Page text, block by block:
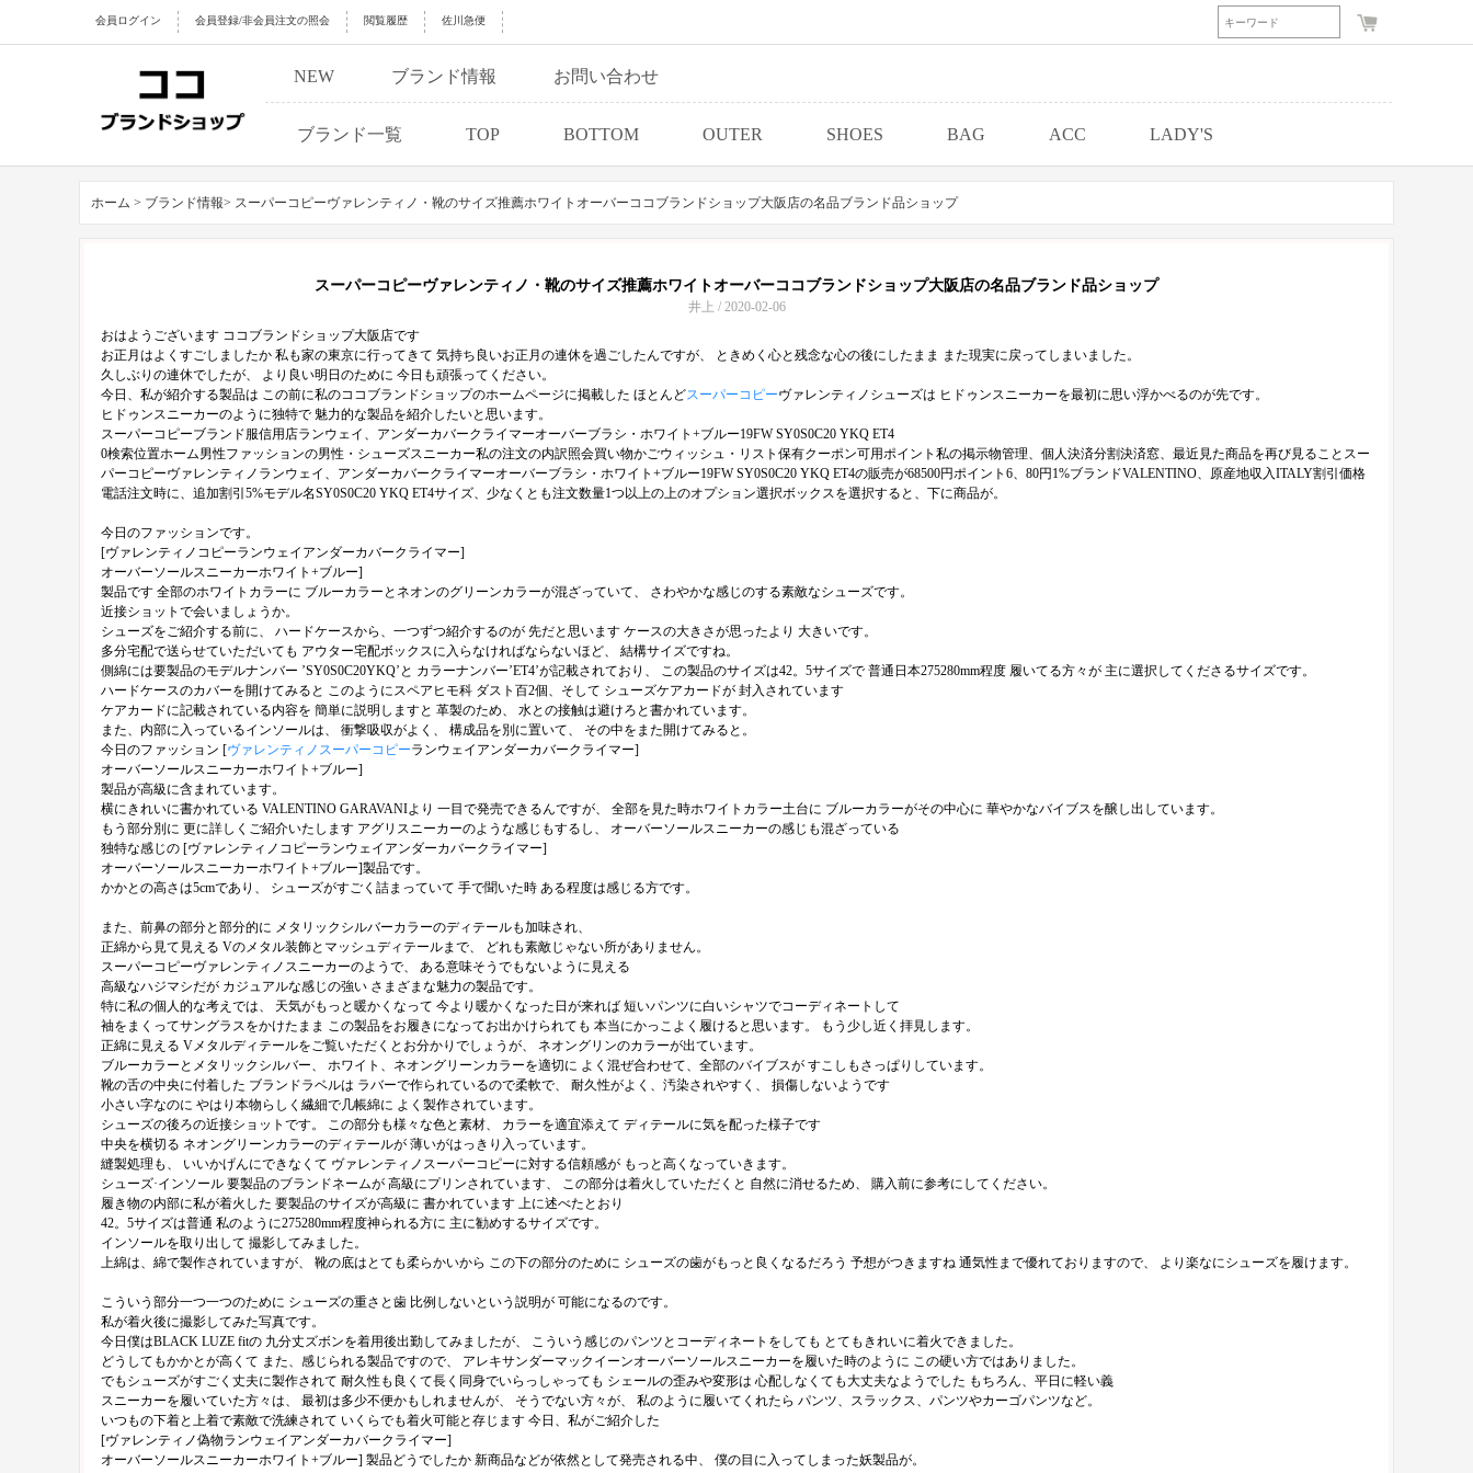
会員ログイン 会員登録/非会員注文の照会 閲覧履歴 佐川急便
NEW ブランド情報 お問い合わせ
ブランド一覧 TOP BOTTOM OUTER SHOES BAG ACC LADY'S
ホーム > ブランド情報> スーパーコピーヴァレンティノ・靴のサイズ推薦ホワイトオーバーココブランドショップ大阪店の名品ブランド品ショップ
スーパーコピーヴァレンティノ・靴のサイズ推薦ホワイトオーバーココブランドショップ大阪店の名品ブランド品ショップ
井上 / 2020-02-06
おはようございます ココブランドショップ大阪店です
お正月はよくすごしましたか 私も家の東京に行ってきて 気持ち良いお正月の連休を過ごしたんですが、 ときめく心と残念な心の後にしたまま また現実に戻ってしまいました。
久しぶりの連休でしたが、 より良い明日のために 今日も頑張ってください。
今日、私が紹介する製品は この前に私のココブランドショップのホームページに掲載した ほとんどスーパーコピーヴァレンティノシューズは ヒドゥンスニーカーを最初に思い浮かべるのが先です。
ヒドゥンスニーカーのように独特で 魅力的な製品を紹介したいと思います。
スーパーコピーブランド服信用店ランウェイ、アンダーカバークライマーオーバーブラシ・ホワイト+ブルー19FW SY0S0C20 YKQ ET4
0検索位置ホーム男性ファッションの男性・シューズスニーカー私の注文の内訳照会買い物かごウィッシュ・リスト保有クーポン可用ポイント私の掲示物管理、個人決済分割決済窓、最近見た商品を再び見ることスー
パーコピーヴァレンティノランウェイ、アンダーカバークライマーオーバーブラシ・ホワイト+ブルー19FW SY0S0C20 YKQ ET4の販売が68500円ポイント6、80円1%ブランドVALENTINO、原産地収入ITALY割引価格
電話注文時に、追加割引5%モデル名SY0S0C20 YKQ ET4サイズ、少なくとも注文数量1つ以上の上のオプション選択ボックスを選択すると、下に商品が。
今日のファッションです。
[ヴァレンティノコピーランウェイアンダーカバークライマー]
オーバーソールスニーカーホワイト+ブルー]
製品です 全部のホワイトカラーに ブルーカラーとネオンのグリーンカラーが混ざっていて、 さわやかな感じのする素敵なシューズです。
近接ショットで会いましょうか。
シューズをご紹介する前に、 ハードケースから、一つずつ紹介するのが 先だと思います ケースの大きさが思ったより 大きいです。
多分宅配で送らせていただいても アウター宅配ボックスに入らなければならないほど、 結構サイズですね。
側綿には要製品のモデルナンバー ’SY0S0C20YKQ’と カラーナンバー’ET4’が記載されており、 この製品のサイズは42。5サイズで 普通日本275280mm程度 履いてる方々が 主に選択してくださるサイズです。
ハードケースのカバーを開けてみると このようにスペアヒモ科 ダスト百2個、そして シューズケアカードが 封入されています
ケアカードに記載されている内容を 簡単に説明しますと 革製のため、 水との接触は避けろと書かれています。
また、内部に入っているインソールは、 衝撃吸収がよく、 構成品を別に置いて、 その中をまた開けてみると。
今日のファッション [ヴァレンティノスーパーコピーランウェイアンダーカバークライマー]
オーバーソールスニーカーホワイト+ブルー]
製品が高級に含まれています。
横にきれいに書かれている VALENTINO GARAVANIより 一目で発売できるんですが、 全部を見た時ホワイトカラー土台に ブルーカラーがその中心に 華やかなバイブスを醸し出しています。
もう部分別に 更に詳しくご紹介いたします アグリスニーカーのような感じもするし、 オーバーソールスニーカーの感じも混ざっている
独特な感じの [ヴァレンティノコピーランウェイアンダーカバークライマー]
オーバーソールスニーカーホワイト+ブルー]製品です。
かかとの高さは5cmであり、 シューズがすごく詰まっていて 手で聞いた時 ある程度は感じる方です。
また、前鼻の部分と部分的に メタリックシルバーカラーのディテールも加味され、
正綿から見て見える Vのメタル装飾とマッシュディテールまで、 どれも素敵じゃない所がありません。
スーパーコピーヴァレンティノスニーカーのようで、 ある意味そうでもないように見える
高級なハジマシだが カジュアルな感じの強い さまざまな魅力の製品です。
特に私の個人的な考えでは、 天気がもっと暖かくなって 今より暖かくなった日が来れば 短いパンツに白いシャツでコーディネートして
袖をまくってサングラスをかけたまま この製品をお履きになってお出かけられても 本当にかっこよく履けると思います。 もう少し近く拝見します。
正綿に見える Vメタルディテールをご覧いただくとお分かりでしょうが、 ネオングリンのカラーが出ています。
ブルーカラーとメタリックシルバー、 ホワイト、ネオングリーンカラーを適切に よく混ぜ合わせて、全部のバイブスが すこしもさっぱりしています。
靴の舌の中央に付着した ブランドラベルは ラバーで作られているので柔軟で、 耐久性がよく、汚染されやすく、 損傷しないようです
小さい字なのに やはり本物らしく繊細で几帳綿に よく製作されています。
シューズの後ろの近接ショットです。 この部分も様々な色と素材、 カラーを適宜添えて ディテールに気を配った様子です
中央を横切る ネオングリーンカラーのディテールが 薄いがはっきり入っています。
縫製処理も、 いいかげんにできなくて ヴァレンティノスーパーコピーに対する信頼感が もっと高くなっていきます。
シューズ·インソール 要製品のブランドネームが 高級にプリンされています、 この部分は着火していただくと 自然に消せるため、 購入前に参考にしてください。
履き物の内部に私が着火した 要製品のサイズが高級に 書かれています 上に述べたとおり
42。5サイズは普通 私のように275280mm程度神られる方に 主に勧めするサイズです。
インソールを取り出して 撮影してみました。
上綿は、綿で製作されていますが、 靴の底はとても柔らかいから この下の部分のために シューズの歯がもっと良くなるだろう 予想がつきますね 通気性まで優れておりますので、 より楽なにシューズを履けます。
こういう部分一つ一つのために シューズの重さと歯 比例しないという説明が 可能になるのです。
私が着火後に撮影してみた写真です。
今日僕はBLACK LUZE fitの 九分丈ズボンを着用後出勤してみましたが、 こういう感じのパンツとコーディネートをしても とてもきれいに着火できました。
どうしてもかかとが高くて また、感じられる製品ですので、 アレキサンダーマックイーンオーバーソールスニーカーを履いた時のように この硬い方ではありました。
でもシューズがすごく丈夫に製作されて 耐久性も良くて長く同身でいらっしゃっても シェールの歪みや変形は 心配しなくても大丈夫なようでした もちろん、平日に軽い義
スニーカーを履いていた方々は、 最初は多少不便かもしれませんが、 そうでない方々が、 私のように履いてくれたら パンツ、スラックス、パンツやカーゴパンツなど。
いつもの下着と上着で素敵で洗練されて いくらでも着火可能と存じます 今日、私がご紹介した
[ヴァレンティノ偽物ランウェイアンダーカバークライマー]
オーバーソールスニーカーホワイト+ブルー] 製品どうでしたか 新商品などが依然として発売される中、 僕の目に入ってしまった妖製品が。